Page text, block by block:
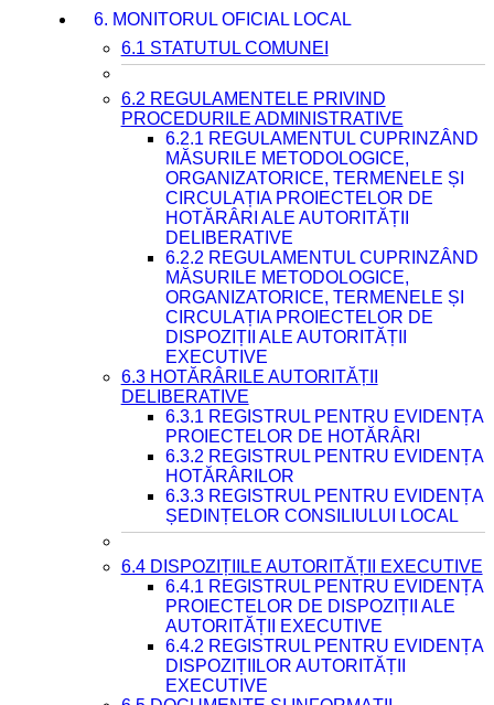
6. MONITORUL OFICIAL LOCAL
6.1 STATUTUL COMUNEI
6.2 REGULAMENTELE PRIVIND
PROCEDURILE ADMINISTRATIVE
6.2.1 REGULAMENTUL CUPRINZÂND
MĂSURILE METODOLOGICE,
ORGANIZATORICE, TERMENELE ȘI
CIRCULAȚIA PROIECTELOR DE
HOTĂRÂRI ALE AUTORITĂȚII
DELIBERATIVE
6.2.2 REGULAMENTUL CUPRINZÂND
MĂSURILE METODOLOGICE,
ORGANIZATORICE, TERMENELE ȘI
CIRCULAȚIA PROIECTELOR DE
DISPOZIȚII ALE AUTORITĂȚII
EXECUTIVE
6.3 HOTĂRÂRILE AUTORITĂȚII
DELIBERATIVE
6.3.1 REGISTRUL PENTRU EVIDENȚA
PROIECTELOR DE HOTĂRÂRI
6.3.2 REGISTRUL PENTRU EVIDENȚA
HOTĂRÂRILOR
6.3.3 REGISTRUL PENTRU EVIDENȚA
ȘEDINȚELOR CONSILIULUI LOCAL
6.4 DISPOZIȚIILE AUTORITĂȚII EXECUTIVE
6.4.1 REGISTRUL PENTRU EVIDENȚA
PROIECTELOR DE DISPOZIȚII ALE
AUTORITĂȚII EXECUTIVE
6.4.2 REGISTRUL PENTRU EVIDENȚA
DISPOZIȚIILOR AUTORITĂȚII
EXECUTIVE